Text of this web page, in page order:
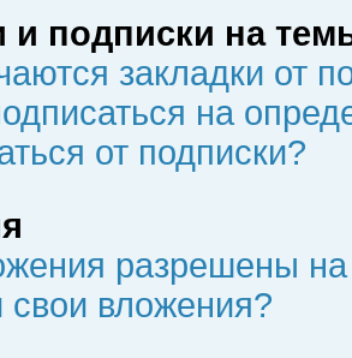
и подписки на
закладки от
на
от подписки?
разрешены
свои вложения?